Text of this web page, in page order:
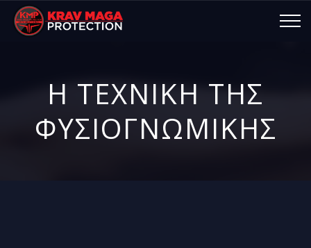
Η ΤΕΧΝΙΚΗ ΤΗΣ
ΦΥΣΙΟΓΝΩΜΙΚΗΣ